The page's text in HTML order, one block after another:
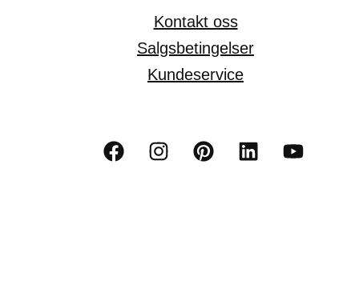
Kontakt oss
Salgsbetingelser
Kundeservice